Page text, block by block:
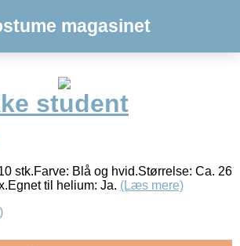
magasinet
student
stk.Farve: Blå og hvid.Størrelse: Ca. 26
til helium: Ja. (Læs mere)